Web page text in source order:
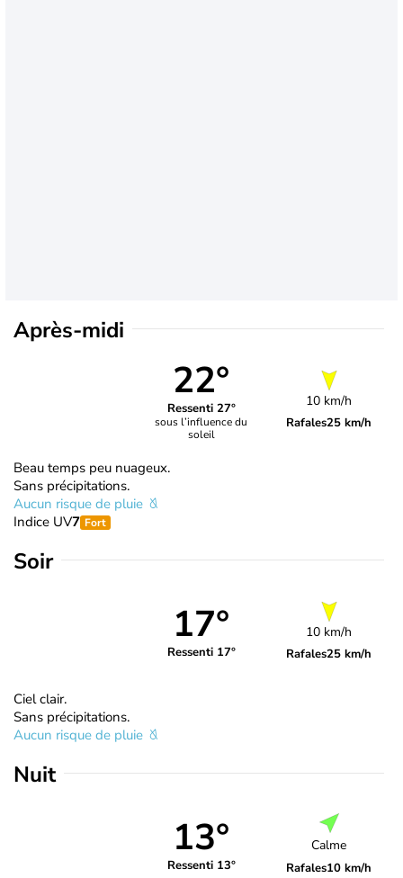
Après-midi
22°
Ressenti 27°
sous l’influence du
soleil
10 km/h
Rafales25 km/h
Beau temps peu nuageux.
Sans précipitations.
Aucun risque de pluie
Indice UV7 Fort
Soir
17°
Ressenti 17°
10 km/h
Rafales25 km/h
Ciel clair.
Sans précipitations.
Aucun risque de pluie
Nuit
13°
Ressenti 13°
Calme
Rafales10 km/h